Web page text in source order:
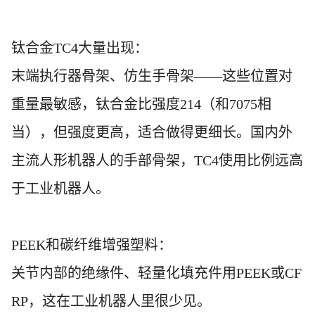
钛合金TC4大量出现：
末端执行器骨架、仿生手骨架——这些位置对
重量最敏感，钛合金比强度214（和7075相
当），但强度更高，适合做得更细长。国内外
主流人形机器人的手部骨架，TC4使用比例远高
于工业机器人。
PEEK和碳纤维增强塑料：
关节内部的绝缘件、轻量化填充件用PEEK或CF
RP，这在工业机器人里很少见。